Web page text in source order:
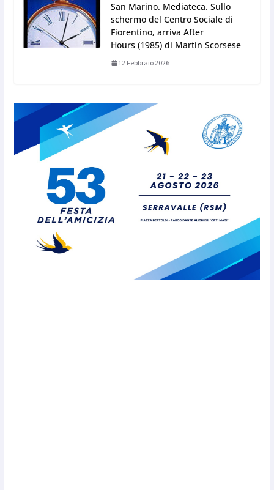
San Marino. Mediateca. Sullo
schermo del Centro Sociale di
Fiorentino, arriva After
Hours (1985) di Martin Scorsese
12 Febbraio 2026